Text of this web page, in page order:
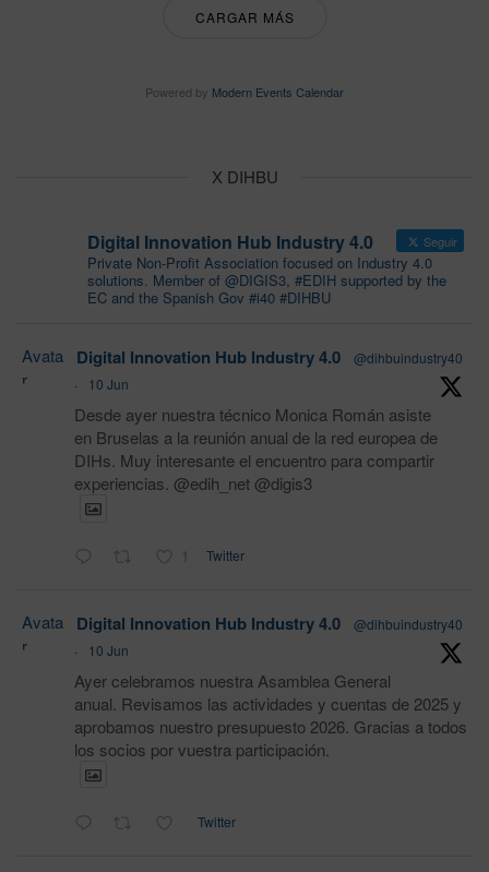
CARGAR MÁS
Powered by Modern Events Calendar
X DIHBU
Digital Innovation Hub Industry 4.0 Seguir
Private Non-Profit Association focused on Industry 4.0
solutions. Member of @DIGIS3, #EDIH supported by the
EC and the Spanish Gov #i40 #DIHBU
Avata
r
Digital Innovation Hub Industry 4.0
@dihbuindustry40
·
10 Jun
Desde ayer nuestra técnico Monica Román asiste
en Bruselas a la reunión anual de la red europea de
DIHs. Muy interesante el encuentro para compartir
experiencias. @edih_net @digis3
1 Twitter
Avata
r
Digital Innovation Hub Industry 4.0
@dihbuindustry40
·
10 Jun
Ayer celebramos nuestra Asamblea General
anual. Revisamos las actividades y cuentas de 2025 y
aprobamos nuestro presupuesto 2026. Gracias a todos
los socios por vuestra participación.
Twitter